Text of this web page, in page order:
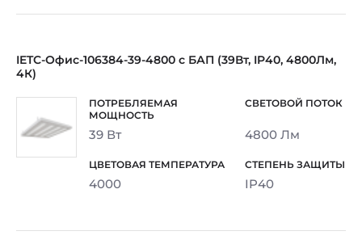
IETC-Офис-106384-39-4800 с БАП (39Вт, IP40, 4800Лм,
4К)
39 Вт 4800 Лм
4000 IP40